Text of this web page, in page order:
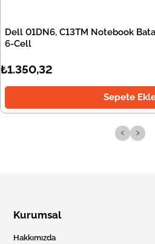
Dell 01DN6, C13TM Notebook
6-Cell
₺1.350,32
Sepete
‹ ›
Kurumsal
Hakkımızda